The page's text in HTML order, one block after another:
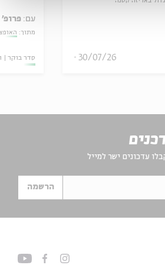
30/07/26
עם: פרופ'
מתוך:
סדר בוקר
עדכונים ישר למייל
הרשמה